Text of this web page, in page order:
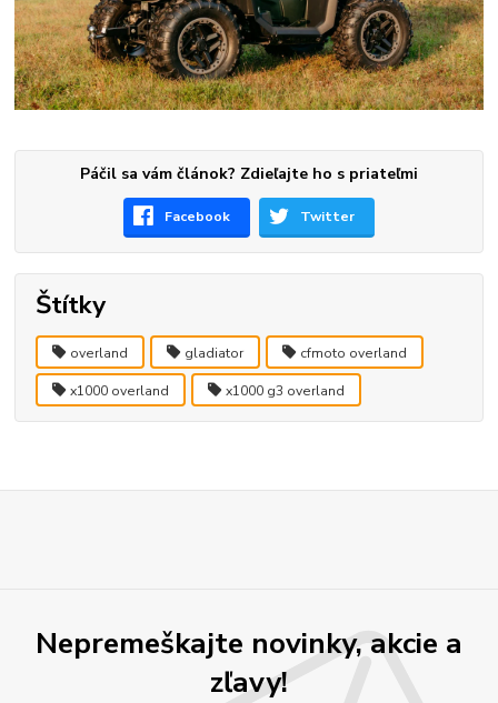
Páčil sa vám článok? Zdieľajte ho s priateľmi
Facebook Twitter
Štítky
overland gladiator cfmoto overland
x1000 overland x1000 g3 overland
Nepremeškajte novinky, akcie a
zľavy!